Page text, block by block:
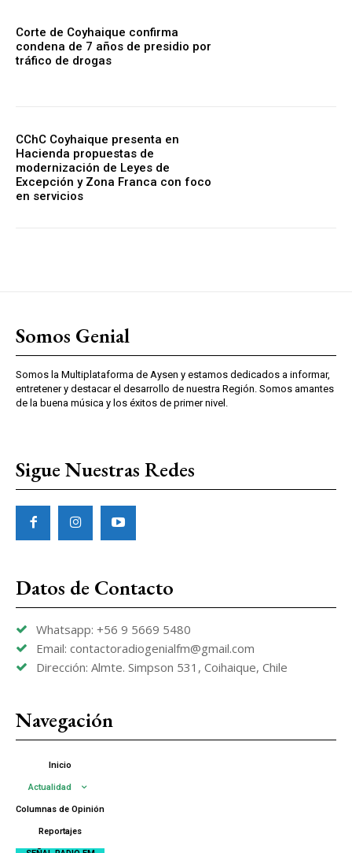
Corte de Coyhaique confirma
condena de 7 años de presidio por
tráfico de drogas
CChC Coyhaique presenta en
Hacienda propuestas de
modernización de Leyes de
Excepción y Zona Franca con foco
en servicios
Somos Genial
Somos la Multiplataforma de Aysen y estamos dedicados a informar,
entretener y destacar el desarrollo de nuestra Región. Somos amantes
de la buena música y los éxitos de primer nivel.
Sigue Nuestras Redes
Datos de Contacto
Whatsapp: +56 9 5669 5480
Email: contactoradiogenialfm@gmail.com
Dirección: Almte. Simpson 531, Coihaique, Chile
Navegación
Inicio
Actualidad
Columnas de Opinión
Reportajes